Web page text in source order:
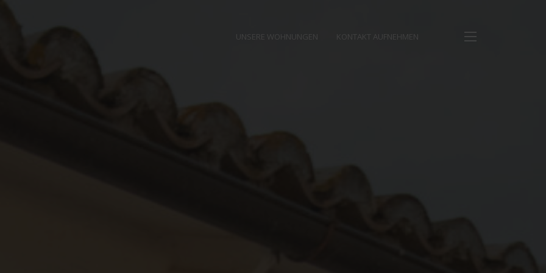
Italien UNSERE WOHNUNGEN KONTAKT AUFNEHMEN